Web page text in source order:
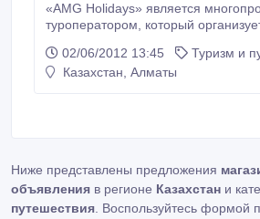
«AMG Holidays» является
туроператором, который организует
сложности. Мы имеем четкое
особенностей той или иной
точку планеты, зафрахтует яхту, арендует машину
либо престижный лимузин, комфортабельную
02/06/2012 13:45
Туризм и
Казахстан, Алматы
Ниже представлены предложения
объявления в регионе Казахстан и
путешествия. Воспользуйтесь формой